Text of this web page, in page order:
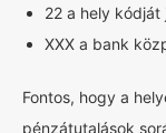
22 a hely kódját
XXX a bank
Fontos, hogy a
pénzátutalások